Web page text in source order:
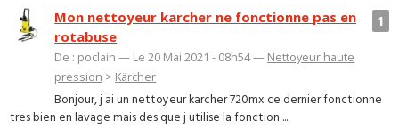
1
Mon nettoyeur karcher ne fonctionne pas en
rotabuse
De : poclain — Le 20 Mai 2021 - 08h54 — Nettoyeur haute
pression > Kärcher
Bonjour, j ai un nettoyeur karcher 720mx ce dernier fonctionne
tres bien en lavage mais des que j utilise la fonction ...